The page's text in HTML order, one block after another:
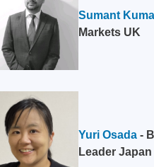
Sumant
Markets UK
Yuri Osada -
Leader Japan